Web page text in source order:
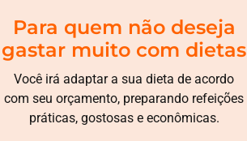
Para quem não deseja
gastar muito com dietas
Você irá adaptar a sua dieta de acordo
com seu orçamento, preparando refeições
práticas, gostosas e econômicas.